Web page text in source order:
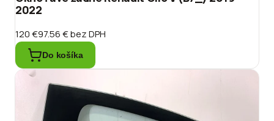
2022
120 €97.56 €bez DPH
Do košíka